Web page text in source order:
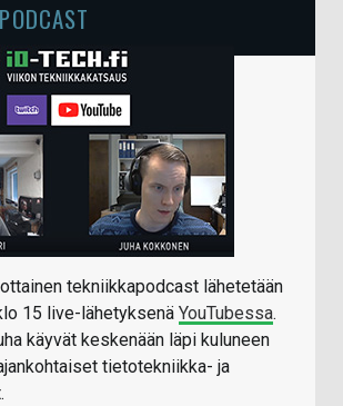
tekniikkapodcast lähetetään
15 live-lähetyksenä YouTubessa.
käyvät keskenään läpi kuluneen
tietotekniikka- ja